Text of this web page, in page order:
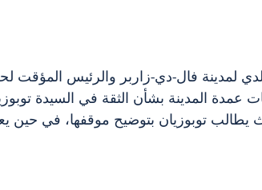
لمدينة فال-دي-زاربر والرئيس المؤقت
المدينة بشأن الثقة في السيدة
توبوزيان بتوضيح موقفها، في حين